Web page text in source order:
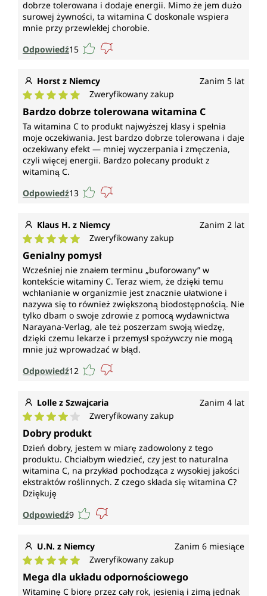
dobrze tolerowana i dodaje energii. Mimo że jem dużo
surowej żywności, ta witamina C doskonale wspiera
mnie przy przewlekłej chorobie.
Odpowiedź15
Horst z Niemcy Zanim 5 lat
Średnia ocena 5 z 5 gwiazdek
Zweryfikowany zakup
Bardzo dobrze tolerowana witamina C
Ta witamina C to produkt najwyższej klasy i spełnia
moje oczekiwania. Jest bardzo dobrze tolerowana i daje
oczekiwany efekt — mniej wyczerpania i zmęczenia,
czyli więcej energii. Bardzo polecany produkt z
witaminą C.
Odpowiedź13
Klaus H. z Niemcy Zanim 2 lat
Średnia ocena 5 z 5 gwiazdek
Zweryfikowany zakup
Genialny pomysł
Wcześniej nie znałem terminu „buforowany” w
kontekście witaminy C. Teraz wiem, że dzięki temu
wchłanianie w organizmie jest znacznie ułatwione i
nazywa się to również zwiększoną biodostępnością. Nie
tylko dbam o swoje zdrowie z pomocą wydawnictwa
Narayana-Verlag, ale też poszerzam swoją wiedzę,
dzięki czemu lekarze i przemysł spożywczy nie mogą
mnie już wprowadzać w błąd.
Odpowiedź12
Lolle z Szwajcaria Zanim 4 lat
Średnia ocena 4 z 5 gwiazdek
Zweryfikowany zakup
Dobry produkt
Dzień dobry, jestem w miarę zadowolony z tego
produktu. Chciałbym wiedzieć, czy jest to naturalna
witamina C, na przykład pochodząca z wysokiej jakości
ekstraktów roślinnych. Z czego składa się witamina C?
Dziękuję
Odpowiedź9
U.N. z Niemcy Zanim 6 miesiące
Średnia ocena 5 z 5 gwiazdek
Zweryfikowany zakup
Mega dla układu odpornościowego
Witaminę C biorę przez cały rok, jesienią i zimą jednak